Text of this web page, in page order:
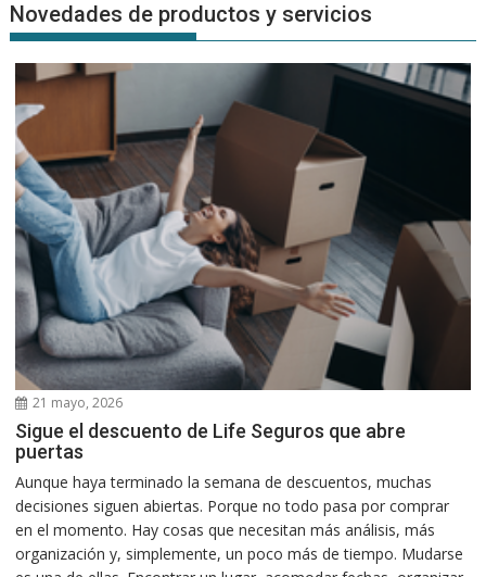
Novedades de productos y servicios
21 mayo, 2026
Sigue el descuento de Life Seguros que abre
puertas
Aunque haya terminado la semana de descuentos, muchas
decisiones siguen abiertas. Porque no todo pasa por comprar
en el momento. Hay cosas que necesitan más análisis, más
organización y, simplemente, un poco más de tiempo. Mudarse